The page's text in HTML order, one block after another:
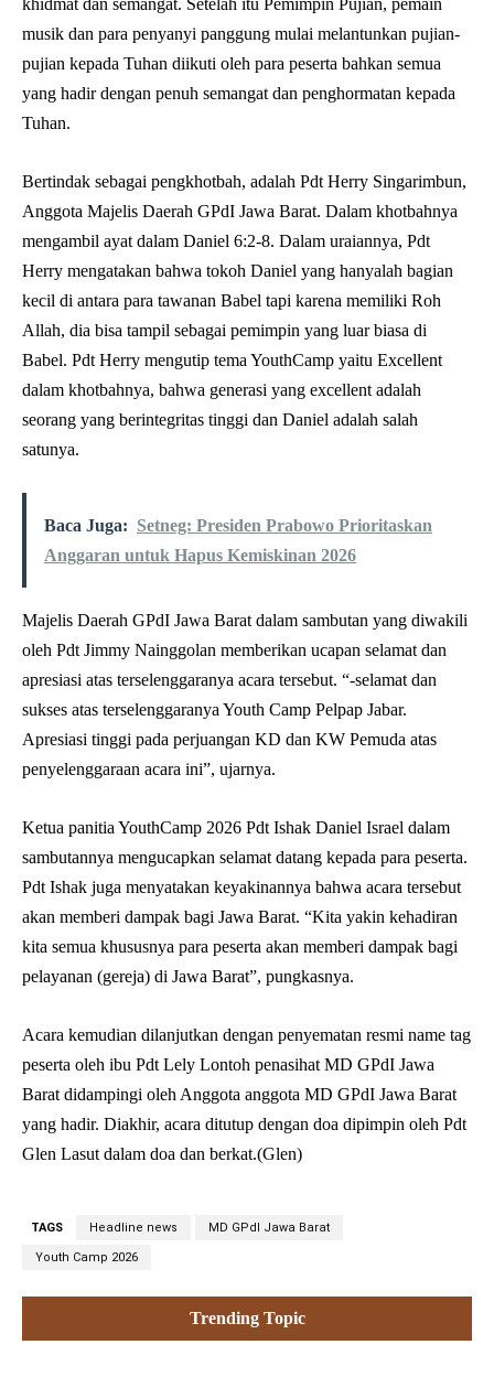
khidmat dan semangat. Setelah itu Pemimpin Pujian, pemain
musik dan para penyanyi panggung mulai melantunkan pujian-
pujian kepada Tuhan diikuti oleh para peserta bahkan semua
yang hadir dengan penuh semangat dan penghormatan kepada
Tuhan.
Bertindak sebagai pengkhotbah, adalah Pdt Herry Singarimbun,
Anggota Majelis Daerah GPdI Jawa Barat. Dalam khotbahnya
mengambil ayat dalam Daniel 6:2-8. Dalam uraiannya, Pdt
Herry mengatakan bahwa tokoh Daniel yang hanyalah bagian
kecil di antara para tawanan Babel tapi karena memiliki Roh
Allah, dia bisa tampil sebagai pemimpin yang luar biasa di
Babel. Pdt Herry mengutip tema YouthCamp yaitu Excellent
dalam khotbahnya, bahwa generasi yang excellent adalah
seorang yang berintegritas tinggi dan Daniel adalah salah
satunya.
Baca Juga: Setneg: Presiden Prabowo Prioritaskan
Anggaran untuk Hapus Kemiskinan 2026
Majelis Daerah GPdI Jawa Barat dalam sambutan yang diwakili
oleh Pdt Jimmy Nainggolan memberikan ucapan selamat dan
apresiasi atas terselenggaranya acara tersebut. “-selamat dan
sukses atas terselenggaranya Youth Camp Pelpap Jabar.
Apresiasi tinggi pada perjuangan KD dan KW Pemuda atas
penyelenggaraan acara ini”, ujarnya.
Ketua panitia YouthCamp 2026 Pdt Ishak Daniel Israel dalam
sambutannya mengucapkan selamat datang kepada para peserta.
Pdt Ishak juga menyatakan keyakinannya bahwa acara tersebut
akan memberi dampak bagi Jawa Barat. “Kita yakin kehadiran
kita semua khususnya para peserta akan memberi dampak bagi
pelayanan (gereja) di Jawa Barat”, pungkasnya.
Acara kemudian dilanjutkan dengan penyematan resmi name tag
peserta oleh ibu Pdt Lely Lontoh penasihat MD GPdI Jawa
Barat didampingi oleh Anggota anggota MD GPdI Jawa Barat
yang hadir. Diakhir, acara ditutup dengan doa dipimpin oleh Pdt
Glen Lasut dalam doa dan berkat.(Glen)
TAGS Headline news MD GPdI Jawa Barat
Youth Camp 2026
Trending Topic